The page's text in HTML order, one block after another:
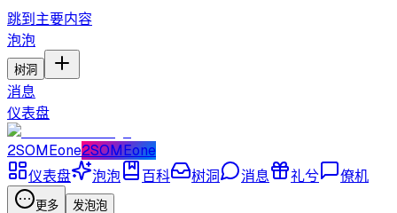
跳到主要内容
泡泡
树洞
消息
仪表盘
2SOMEone2SOMEone
仪表盘
泡泡 百科 树洞 消息 礼兮 僚机
更多 发泡泡